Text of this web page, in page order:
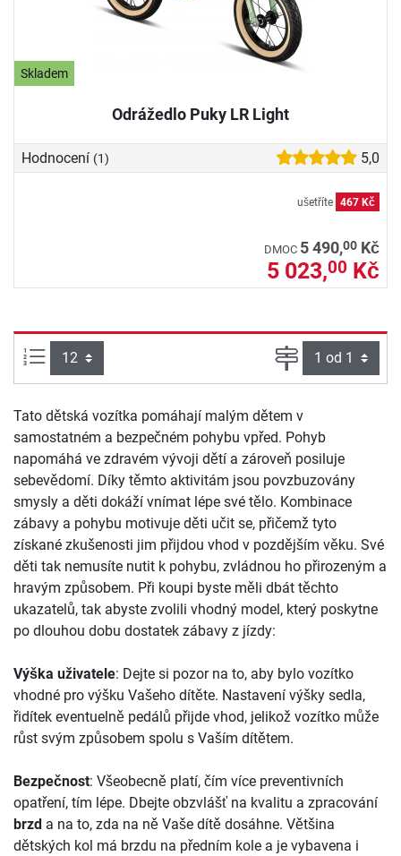
Skladem
Odrážedlo Puky LR Light
Hodnocení (1) 5,0
ušetříte 467 Kč
DMOC 5 490,00 Kč
5 023,00 Kč
Počet výrobků na straně: Strana
Tato dětská vozítka pomáhají malým dětem v
samostatném a bezpečném pohybu vpřed. Pohyb
napomáhá ve zdravém vývoji dětí a zároveň posiluje
sebevědomí. Díky těmto aktivitám jsou povzbuzovány
smysly a děti dokáží vnímat lépe své tělo. Kombinace
zábavy a pohybu motivuje děti učit se, přičemž tyto
získané zkušenosti jim přijdou vhod v pozdějším věku. Své
děti tak nemusíte nutit k pohybu, zvládnou ho přirozeným a
hravým způsobem. Při koupi byste měli dbát těchto
ukazatelů, tak abyste zvolili vhodný model, který poskytne
po dlouhou dobu dostatek zábavy z jízdy:
Výška uživatele: Dejte si pozor na to, aby bylo vozítko
vhodné pro výšku Vašeho dítěte. Nastavení výšky sedla,
řidítek eventuelně pedálů přijde vhod, jelikož vozítko může
růst svým způsobem spolu s Vaším dítětem.
Bezpečnost: Všeobecně platí, čím více preventivních
opatření, tím lépe. Dbejte obzvlášť na kvalitu a zpracování
brzd a na to, zda na ně Vaše dítě dosáhne. Většina
dětských kol má brzdu na předním kole a je vybavena i